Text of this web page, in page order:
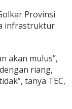
Provinsi
infrastruktur
akan mulus”,
riang,
tanya TEC,